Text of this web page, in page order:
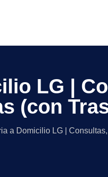
LG |
(con
a Domicilio LG |